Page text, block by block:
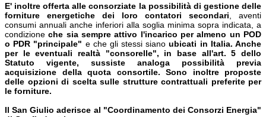
E' inoltre offerta alle consorziate la possibilità di gestione delle
forniture energetiche dei loro contatori secondari , aventi
consumi annuali anche inferiori alla soglia minima sopra indicata, a
condizioneche sia sempre attivo l'incarico per almeno un POD
o PDR "principale" e che gli stessi sianoubicati in Italia. Anche
per le eventuali realtà "consorelle", in base all'art. 5 dello
Statuto vigente, sussiste analoga possibilità previa
acquisizione della quota consortile. Sono inoltre proposte
delle opzioni di scelta sulle strutture contrattuali preferite per
le forniture.
Il San Giulio aderisce al "Coordinamento dei Consorzi Energia"